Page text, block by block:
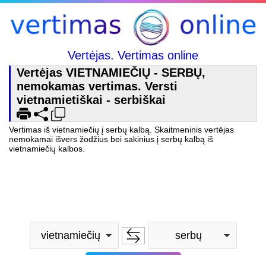
Vertėjas. Vertimas online
Vertėjas VIETNAMIEČIŲ - SERBŲ,
nemokamas vertimas. Versti
vietnamietiškai - serbiškai
Vertimas iš vietnamiečių į serbų kalbą. Skaitmeninis vertėjas
nemokamai išvers žodžius bei sakinius į serbų kalbą iš
vietnamiečių kalbos.
vietnamiečių serbų